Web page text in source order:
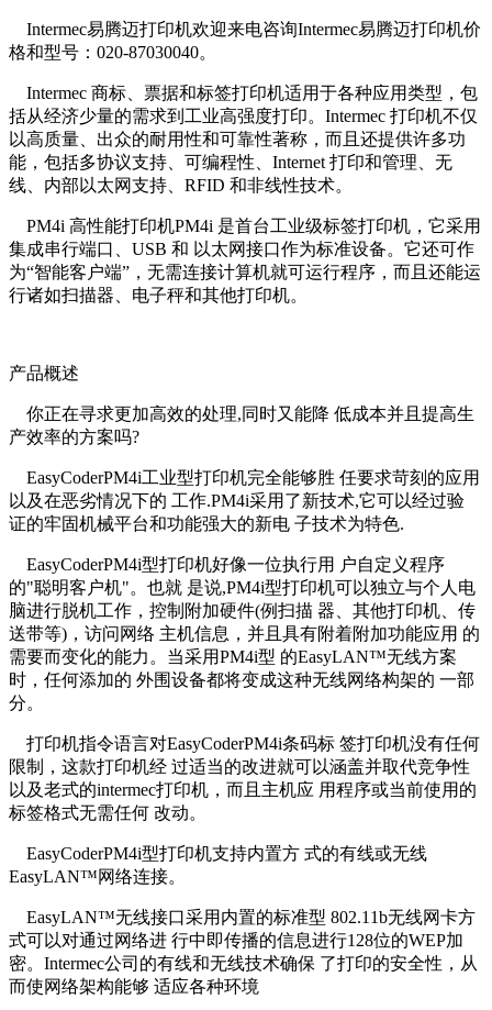
Intermec易腾迈打印机欢迎来电咨询Intermec易腾迈打印机价
格和型号：020-87030040。
Intermec 商标、票据和标签打印机适用于各种应用类型，包
括从经济少量的需求到工业高强度打印。Intermec 打印机不仅
以高质量、出众的耐用性和可靠性著称，而且还提供许多功
能，包括多协议支持、可编程性、Internet 打印和管理、无
线、内部以太网支持、RFID 和非线性技术。
PM4i 高性能打印机PM4i 是首台工业级标签打印机，它采用
集成串行端口、USB 和 以太网接口作为标准设备。它还可作
为“智能客户端”，无需连接计算机就可运行程序，而且还能运
行诸如扫描器、电子秤和其他打印机。
产品概述
你正在寻求更加高效的处理,同时又能降 低成本并且提高生
产效率的方案吗?
EasyCoderPM4i工业型打印机完全能够胜 任要求苛刻的应用
以及在恶劣情况下的 工作.PM4i采用了新技术,它可以经过验
证的牢固机械平台和功能强大的新电 子技术为特色.
EasyCoderPM4i型打印机好像一位执行用 户自定义程序
的"聪明客户机"。也就 是说,PM4i型打印机可以独立与个人电
脑进行脱机工作，控制附加硬件(例扫描 器、其他打印机、传
送带等)，访问网络 主机信息，并且具有附着附加功能应用 的
需要而变化的能力。当采用PM4i型 的EasyLAN™无线方案
时，任何添加的 外围设备都将变成这种无线网络构架的 一部
分。
打印机指令语言对EasyCoderPM4i条码标 签打印机没有任何
限制，这款打印机经 过适当的改进就可以涵盖并取代竞争性
以及老式的intermec打印机，而且主机应 用程序或当前使用的
标签格式无需任何 改动。
EasyCoderPM4i型打印机支持内置方 式的有线或无线
EasyLAN™网络连接。
EasyLAN™无线接口采用内置的标准型 802.11b无线网卡方
式可以对通过网络进 行中即传播的信息进行128位的WEP加
密。Intermec公司的有线和无线技术确保 了打印的安全性，从
而使网络架构能够 适应各种环境